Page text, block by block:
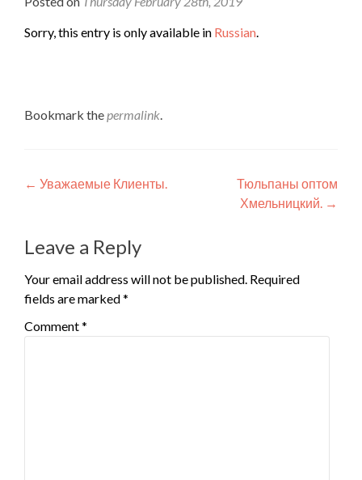
Sorry, this entry is only available in Russian.
Bookmark thepermalink.
Post
← Уважаемые Клиенты.
Тюльпаны оптом
Хмельницкий. →
Leave a Reply
Your email address will not be published. Required
fields are marked*
Comment*